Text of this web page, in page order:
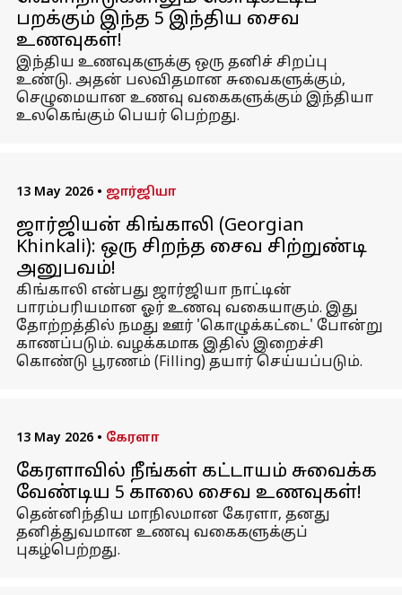
பறக்கும் இந்த 5 இந்திய சைவ
உணவுகள்!
இந்திய உணவுகளுக்கு ஒரு தனிச் சிறப்பு
உண்டு. அதன் பலவிதமான சுவைகளுக்கும்,
செழுமையான உணவு வகைகளுக்கும் இந்தியா
உலகெங்கும் பெயர் பெற்றது.
13 May 2026 • ஜார்ஜியா
ஜார்ஜியன் கிங்காலி (Georgian
Khinkali): ஒரு சிறந்த சைவ சிற்றுண்டி
அனுபவம்!
கிங்காலி என்பது ஜார்ஜியா நாட்டின்
பாரம்பரியமான ஓர் உணவு வகையாகும். இது
தோற்றத்தில் நமது ஊர் 'கொழுக்கட்டை' போன்று
காணப்படும். வழக்கமாக இதில் இறைச்சி
கொண்டு பூரணம் (Filling) தயார் செய்யப்படும்.
13 May 2026 • கேரளா
கேரளாவில் நீங்கள் கட்டாயம் சுவைக்க
வேண்டிய 5 காலை சைவ உணவுகள்!
தென்னிந்திய மாநிலமான கேரளா, தனது
தனித்துவமான உணவு வகைகளுக்குப்
புகழ்பெற்றது.